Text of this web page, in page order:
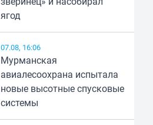
ягод
07.08, 16:06
Мурманская
авиалесоохрана испытала
новые высотные спусковые
системы